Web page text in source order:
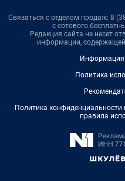
Связаться с отделом продаж: 8
с сотового
Редакция сайта не несет
информации,
Информация
Политика
Политика
правила